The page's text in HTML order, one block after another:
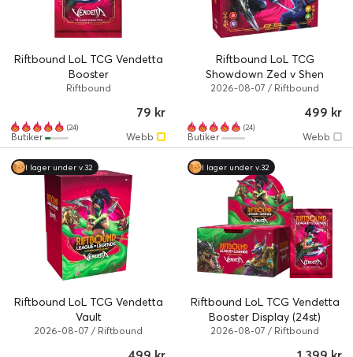
Riftbound LoL TCG Vendetta
Booster
Riftbound
(24)
79 kr
Webb
Butiker
Riftbound LoL TCG
Showdown Zed v Shen
2026-08-07 / Riftbound
(24)
499 kr
Webb
Butiker
I lager under v.32
Riftbound LoL TCG Vendetta
Vault
2026-08-07 / Riftbound
I lager under v.32
Riftbound LoL TCG Vendetta
Booster Display (24st)
2026-08-07 / Riftbound